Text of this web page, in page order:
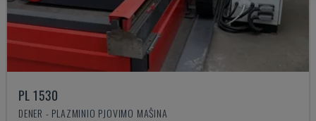
PL 1530
DENER - PLAZMINIO PJOVIMO MAŠINA